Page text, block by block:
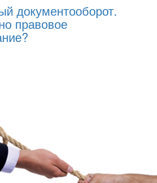
документооборот.
правовое